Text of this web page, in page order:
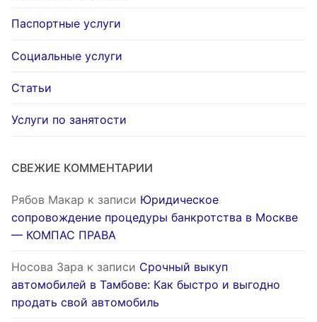
Паспортные услуги
Социальные услуги
Статьи
Услуги по занятости
СВЕЖИЕ КОММЕНТАРИИ
Рябов Макар к записи Юридическое
сопровождение процедуры банкротства в Москве
— КОМПАС ПРАВА
Носова Зара к записи Срочный выкуп
автомобилей в Тамбове: Как быстро и выгодно
продать свой автомобиль